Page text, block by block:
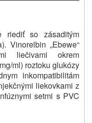
riediť so zásaditým
Vinorelbin „Ebewe“
liečivami okrem
ml) roztoku glukózy
inkompatibilitám
liekovkami z
setmi s PVC